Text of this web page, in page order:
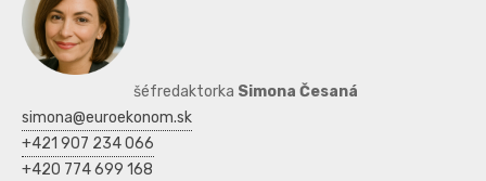
šéfredaktorka Simona Česaná
simona@euroekonom.sk
+421 907 234 066
+420 774 699 168